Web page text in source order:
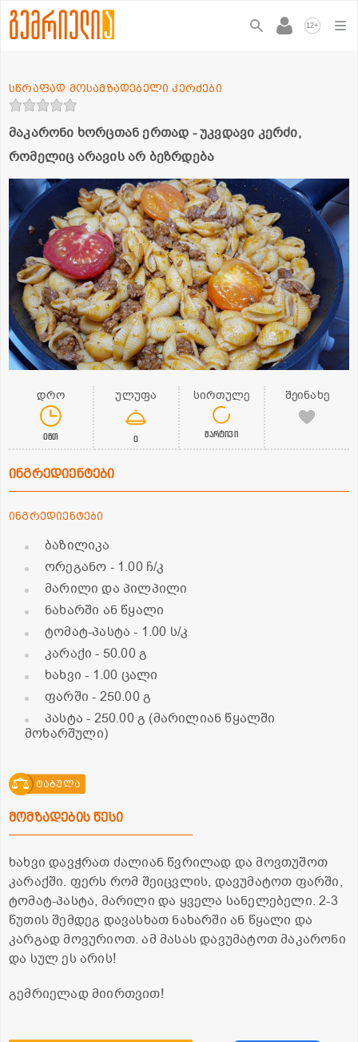
12+
მაკარონი ხორცთან ერთად - უკვდავი კერძი,
რომელიც არავის არ ბეზრდება
სწრაფად მოსამზადებელი კერძები
დრო
0წთ
ულუფა
0
სირთულე
მარტივი
შეინახე
ინგრედიენტები
ინგრედიენტები
ბაზილიკა
ორეგანო - 1.00 ჩ/კ
მარილი და პილპილი
ნახარში ან წყალი
ტომატ-პასტა- 1.00 ს/კ
კარაქი- 50.00 გ
ხახვი- 1.00 ცალი
ფარში- 250.00 გ
პასტა- 250.00 გ (მარილიან წყალში
მოხარშული)
ტაბულა
მომზადების წესი
ხახვი დავჭრათ ძალიან წვრილად და მოვთუშოთ
კარაქში. ფერს რომ შეიცვლის, დავუმატოთ ფარში,
ტომატ-პასტა, მარილი და ყველა სანელებელი. 2-3
წუთის შემდეგ დავასხათ ნახარში ან წყალი და
კარგად მოვურიოთ. ამ მასას დავუმატოთ მაკარონი
და სულ ეს არის!
გემრიელად მიირთვით!